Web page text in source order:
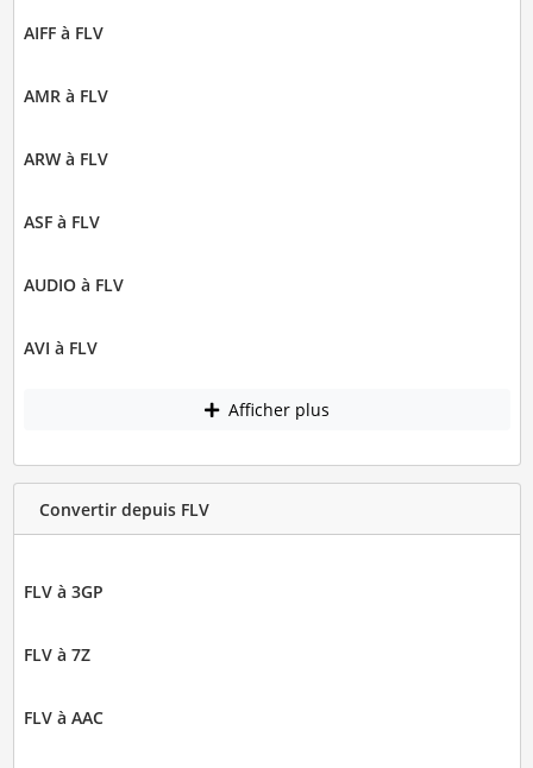
AIFF à FLV
AMR à FLV
ARW à FLV
ASF à FLV
AUDIO à FLV
AVI à FLV
Afficher plus
Convertir depuis FLV
FLV à 3GP
FLV à 7Z
FLV à AAC